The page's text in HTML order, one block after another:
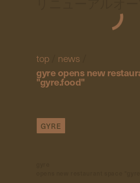
top news
gyre opens new
"gyre.food"
GYRE